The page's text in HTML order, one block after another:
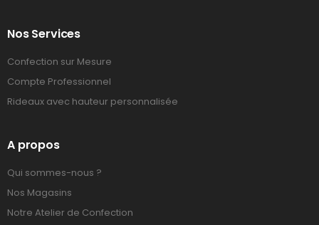
Nos Services
Confection sur Mesure
Compte Professionnel
Rideaux avec hauteur personnalisée
A propos
Qui sommes-nous ?
Nos Magasins
Notre Atelier de Confection